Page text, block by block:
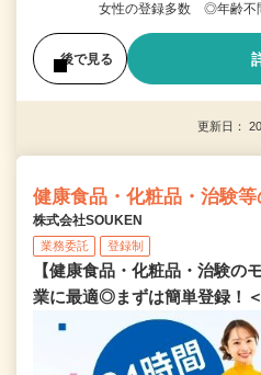
女性の登録多数 ◎年齢不
後で見る
更新日：
健康食品・化粧品・治験
株式会社SOUKEN
業務委託 登録制
【健康食品・化粧品・治験の
業に最適◎まずは簡単登録！